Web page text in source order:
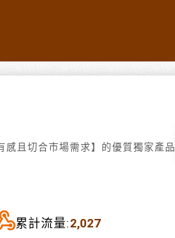
且切合市場需求】的優質獨家產品
累計流量:2,027